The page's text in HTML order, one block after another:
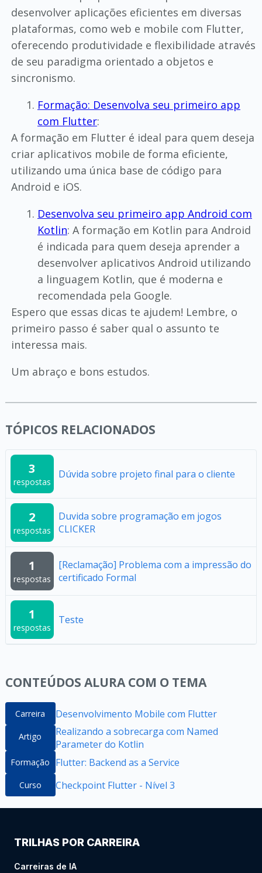
desenvolver aplicações eficientes em diversas
plataformas, como web e mobile com Flutter,
oferecendo produtividade e flexibilidade através
de seu paradigma orientado a objetos e
sincronismo.
Formação: Desenvolva seu primeiro app
com Flutter:
A formação em Flutter é ideal para quem deseja
criar aplicativos mobile de forma eficiente,
utilizando uma única base de código para
Android e iOS.
Desenvolva seu primeiro app Android com
Kotlin: A formação em Kotlin para Android
é indicada para quem deseja aprender a
desenvolver aplicativos Android utilizando
a linguagem Kotlin, que é moderna e
recomendada pela Google.
Espero que essas dicas te ajudem! Lembre, o
primeiro passo é saber qual o assunto te
interessa mais.
Um abraço e bons estudos.
TÓPICOS RELACIONADOS
3
respostas
Dúvida sobre projeto final para o cliente
2
respostas
Duvida sobre programação em jogos
CLICKER
1
respostas
[Reclamação] Problema com a impressão do
certificado Formal
1
respostas
Teste
CONTEÚDOS ALURA COM O TEMA
Carreira Desenvolvimento Mobile com Flutter
Artigo
Realizando a sobrecarga com Named
Parameter do Kotlin
Formação Flutter: Backend as a Service
Curso Checkpoint Flutter - Nível 3
TRILHAS POR CARREIRA
Carreiras de IA